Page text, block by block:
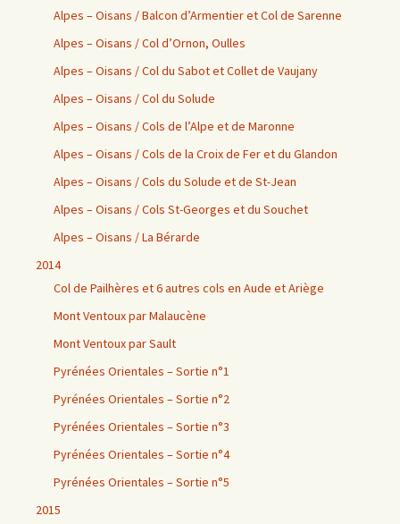
Alpes – Oisans / Balcon d’Armentier et Col de Sarenne
Alpes – Oisans / Col d’Ornon, Oulles
Alpes – Oisans / Col du Sabot et Collet de Vaujany
Alpes – Oisans / Col du Solude
Alpes – Oisans / Cols de l’Alpe et de Maronne
Alpes – Oisans / Cols de la Croix de Fer et du Glandon
Alpes – Oisans / Cols du Solude et de St-Jean
Alpes – Oisans / Cols St-Georges et du Souchet
Alpes – Oisans / La Bérarde
2014
Col de Pailhères et 6 autres cols en Aude et Ariège
Mont Ventoux par Malaucène
Mont Ventoux par Sault
Pyrénées Orientales – Sortie n°1
Pyrénées Orientales – Sortie n°2
Pyrénées Orientales – Sortie n°3
Pyrénées Orientales – Sortie n°4
Pyrénées Orientales – Sortie n°5
2015